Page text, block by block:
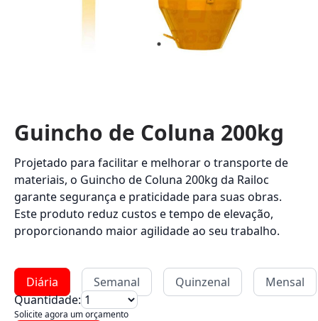
Guincho de Coluna 200kg
Projetado para facilitar e melhorar o transporte de
materiais, o Guincho de Coluna 200kg da Railoc
garante segurança e praticidade para suas obras.
Este produto reduz custos e tempo de elevação,
proporcionando maior agilidade ao seu trabalho.
Diária Semanal Quinzenal
Mensal
Quantidade:
Solicite agora um orçamento